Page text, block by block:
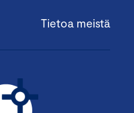
Tietoa meistä